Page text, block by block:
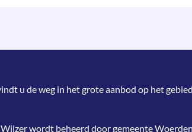
u de weg in het grote aanbod op het
wordt beheerd doorgemeente Woerden